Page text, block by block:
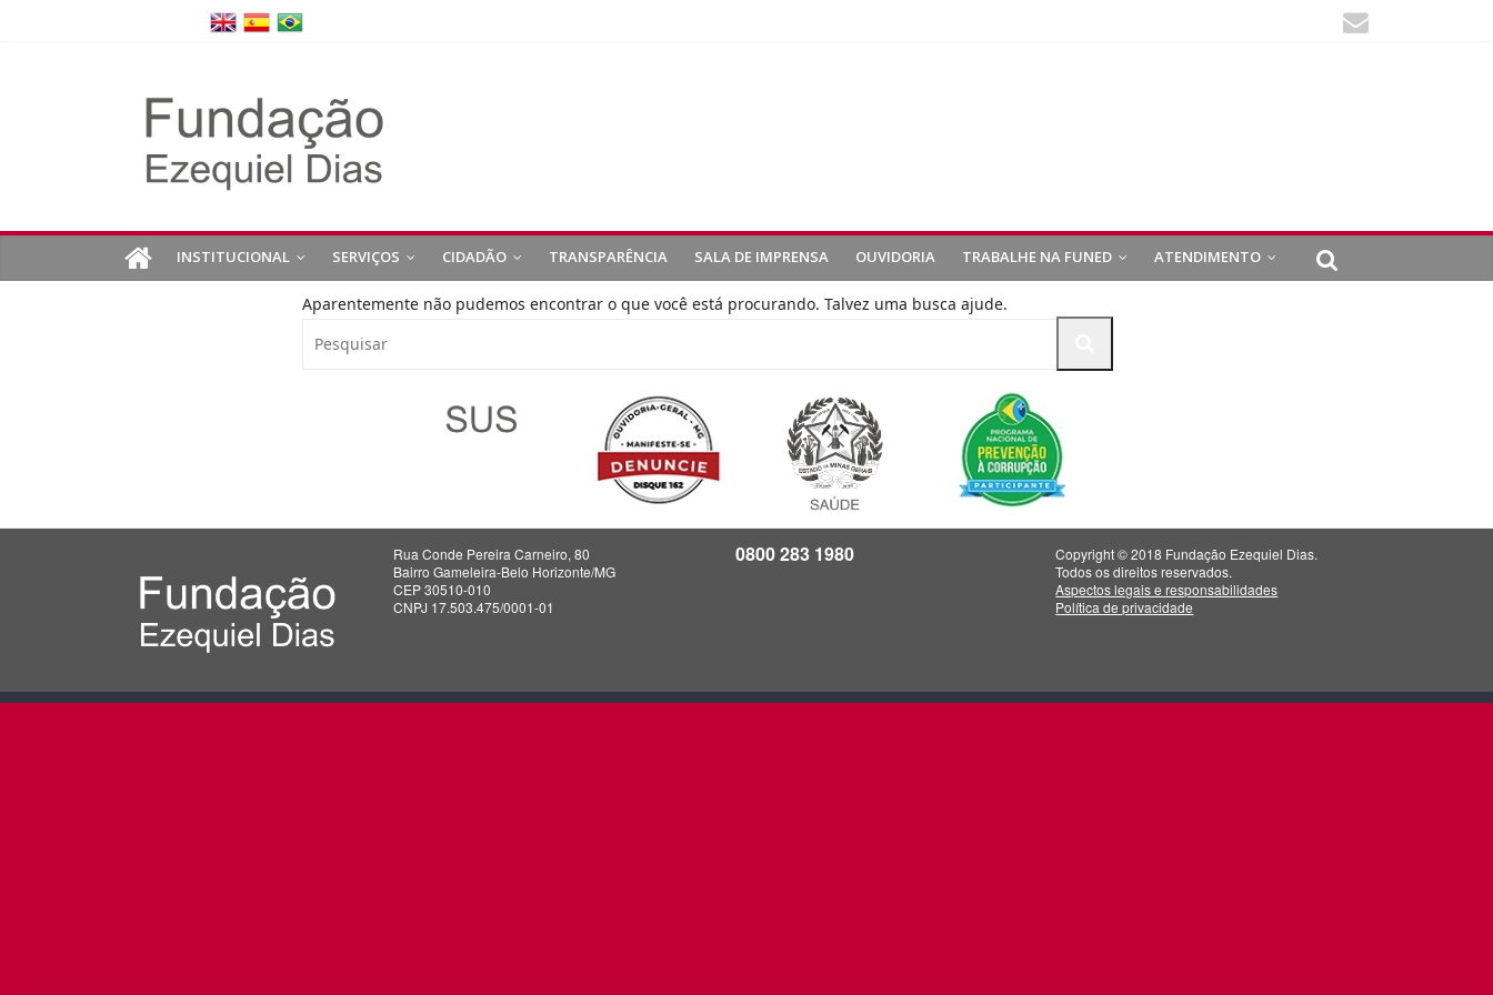
INSTITUCIONAL SERVIÇOS CIDADÃO TRANSPARÊNCIA SALA DE IMPRENSA OUVIDORIA TRABALHE NA FUNED ATENDIMENTO
Aparentemente não pudemos encontrar o que você está procurando. Talvez uma busca ajude.
Rua Conde Pereira Carneiro, 80
Bairro Gameleira-Belo Horizonte/MG
CEP 30510-010
CNPJ 17.503.475/0001-01
0800 283 1980
Copyright © 2018 Fundação Ezequiel Dias.
Todos os direitos reservados.
Aspectos legais e responsabilidades
Política de privacidade